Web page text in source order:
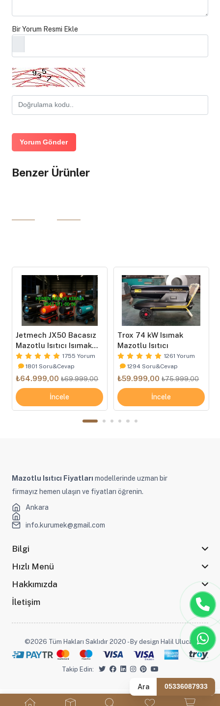
Bir Yorum Resmi Ekle
Yorum Gönder
Benzer Ürünler
Jetmech JX50 Bacasız
Mazotlu Isıtıcı Isımak
Tip
1755 Yorum
1801 Soru&Cevap
₺64.999,00 ₺69.999,00
İncele
Trox 74 kW Isımak
Mazotlu Isıtıcı
1261 Yorum
1294 Soru&Cevap
₺59.999,00 ₺75.999,00
İncele
Ara 05336087933
Mazotlu Isıtıcı Fiyatları modellerinde uzman bir
firmayız hemen ulaşın ve fiyatları öğrenin.
Ankara
info.kurumek@gmail.com
Bilgi
Hızlı Menü
Hakkımızda
İletişim
©2026 Tüm Hakları Saklıdır 2020 - By design Halil Ulucak
Takip Edin: